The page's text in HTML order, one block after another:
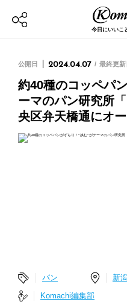
今日にいいこ
公開日 2024.04.07 最終更新
約40種のコッペパ
ーマのパン研究所
央区弁天橋通にオ
パン
新
Komachi編集部